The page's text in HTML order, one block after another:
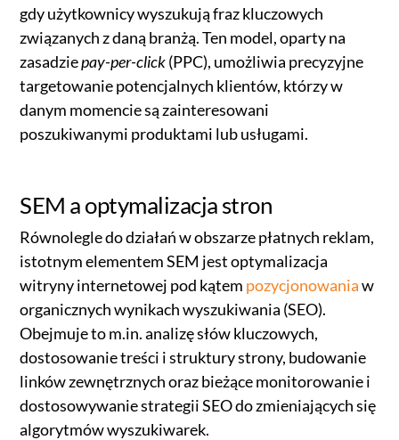
gdy użytkownicy wyszukują fraz kluczowych
związanych z daną branżą. Ten model, oparty na
zasadziepay-per-click(PPC), umożliwia precyzyjne
targetowanie potencjalnych klientów, którzy w
danym momencie są zainteresowani
poszukiwanymi produktami lub usługami.
SEM a optymalizacja stron
Równolegle do działań w obszarze płatnych reklam,
istotnym elementem SEM jest optymalizacja
witryny internetowej pod kątem pozycjonowaniaw
organicznych wynikach wyszukiwania (SEO).
Obejmuje to m.in. analizę słów kluczowych,
dostosowanie treści i struktury strony, budowanie
linków zewnętrznych oraz bieżące monitorowanie i
dostosowywanie strategii SEO do zmieniających się
algorytmów wyszukiwarek.